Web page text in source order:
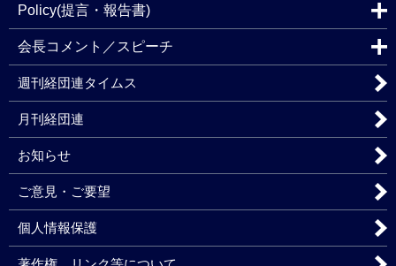
Policy(提言・報告書)
会長コメント／スピーチ
週刊経団連タイムス
月刊経団連
お知らせ
ご意見・ご要望
個人情報保護